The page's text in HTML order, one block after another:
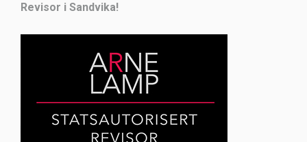
Revisor i Sandvika!